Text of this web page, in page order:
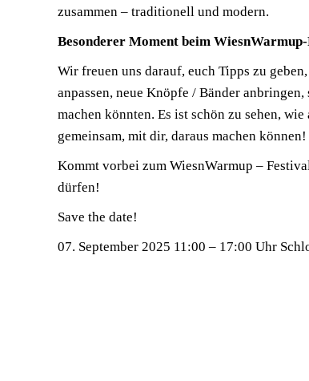
zusammen – traditionell und modern.
Besonderer Moment beim
Wir freuen uns darauf, euch Tipps zu
anpassen, neue Knöpfe / Bänder
machen könnten. Es ist schön zu sehen,
gemeinsam, mit dir, daraus machen können!
Kommt vorbei zum WiesnWarmup –
dürfen!
Save the date!
07. September 2025 11:00 – 17:00 Uhr